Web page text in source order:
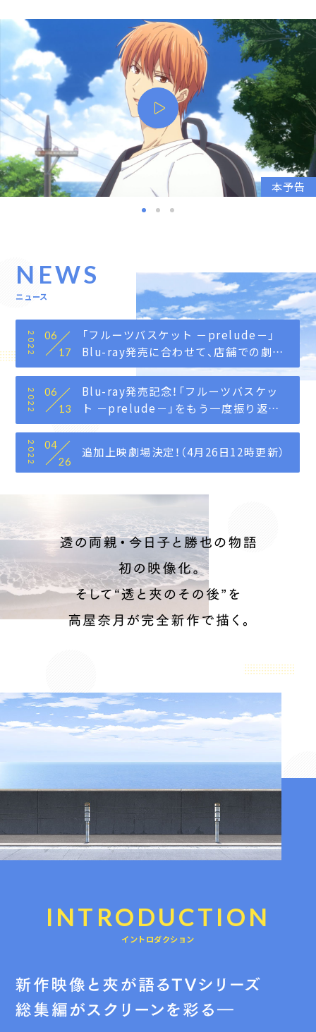
本予告
NEWS
ニュース
2022
06
17
「フルーツバスケット －prelude－」
Blu-ray発売に合わせて、店舗での劇場
販売グッズの発売が決定！
2022
06
13
Blu-ray発売記念！「フルーツバスケッ
ト －prelude－」をもう一度振り返ろ
うキャンペーン
2022
04
26
追加上映劇場決定！（4月26日12時更新）
INTRODUCTION
イントロダクション